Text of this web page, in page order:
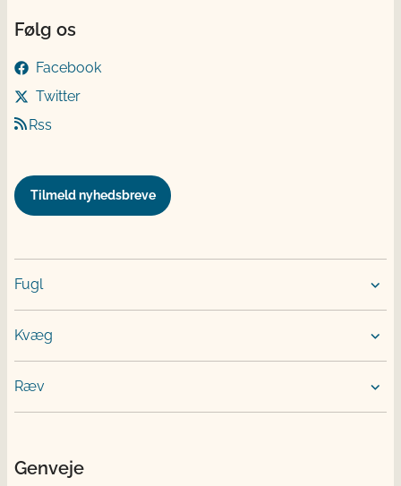
Følg os
Facebook
Twitter
Rss
Tilmeld nyhedsbreve
Fugl
Kvæg
Ræv
Genveje